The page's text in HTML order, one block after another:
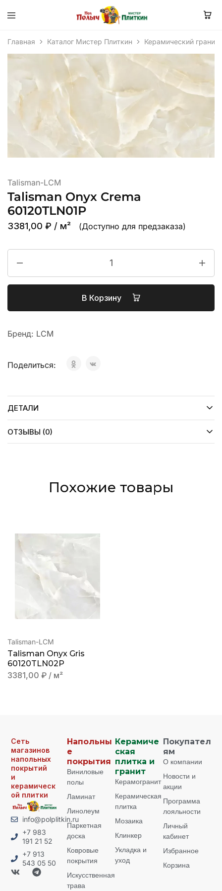
Главная Каталог Мистер Плиткин Керамический гранит
Talisman-LCM
Talisman Onyx Crema
60120TLN01P
3381,00 ₽ / м² (Доступно для предзаказа)
В Корзину
Бренд: LCM
Поделиться:
ДЕТАЛИ
ОТЗЫВЫ (0)
Похожие товары
Talisman-LCM
Talisman Onyx Gris
60120TLN02P
3381,00 ₽ / м²
Сеть
магазинов
напольных
покрытий
и
керамическ
ой плитки
info@polplitkin.ru
+7 983
191 21 52
+7 913
543 05 50
Напольны
е
покрытия
Виниловые
полы
Ламинат
Линолеум
Паркетная
доска
Ковровые
покрытия
Искусственная
трава
Керамиче
ская
плитка и
гранит
Керамогранит
Керамическая
плитка
Мозаика
Клинкер
Укладка и
уход
Покупател
ям
О компании
Новости и
акции
Программа
лояльности
Личный
кабинет
Избранное
Корзина